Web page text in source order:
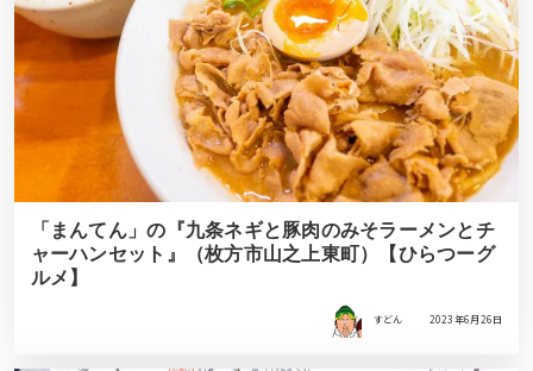
「まんてん」の『九条ネギと豚肉のみそラーメンとチ
ャーハンセット』（枚方市山之上東町）【ひらつーグ
ルメ】
すどん 2023年6月26日